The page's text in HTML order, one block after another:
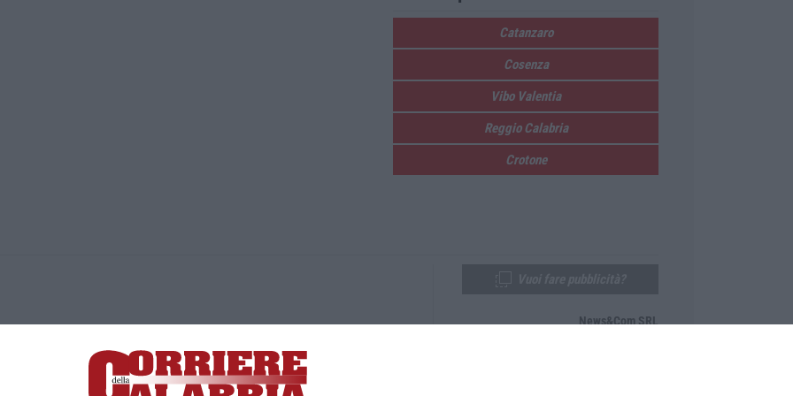
Catanzaro
Cosenza
Vibo Valentia
Reggio Calabria
Crotone
Lamezia Terme (CZ)
responsabile Paola Militano |Privacy
News&Com SRL